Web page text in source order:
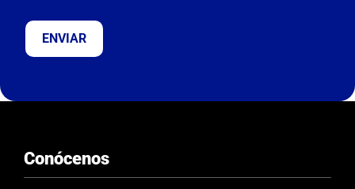
e
s
c
a
Conócenos